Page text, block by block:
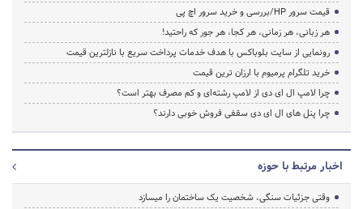
قیمت سرور HP/بررسی و خرید سرور اچ پی
هر زبانی، هر زمانی، هر کجا، هر جور که راحتید!
رونمایی از سایت بلوباکس با هدف خدمات پرداخت سریع با نازلترین قیمت
خرید تلگرام پرمیوم با ارزان ترین قیمت
چرا لامپ ال ای دی از لامپ رشته‌ای و کم مصرف بهتر است؟
چرا پنل های ال ای دی سقفی فروش خوبی دارند؟
اخبار مرتبط با حوزه
وقتی جزئیات سنگی، شخصیت یک ساختمان را میسازد